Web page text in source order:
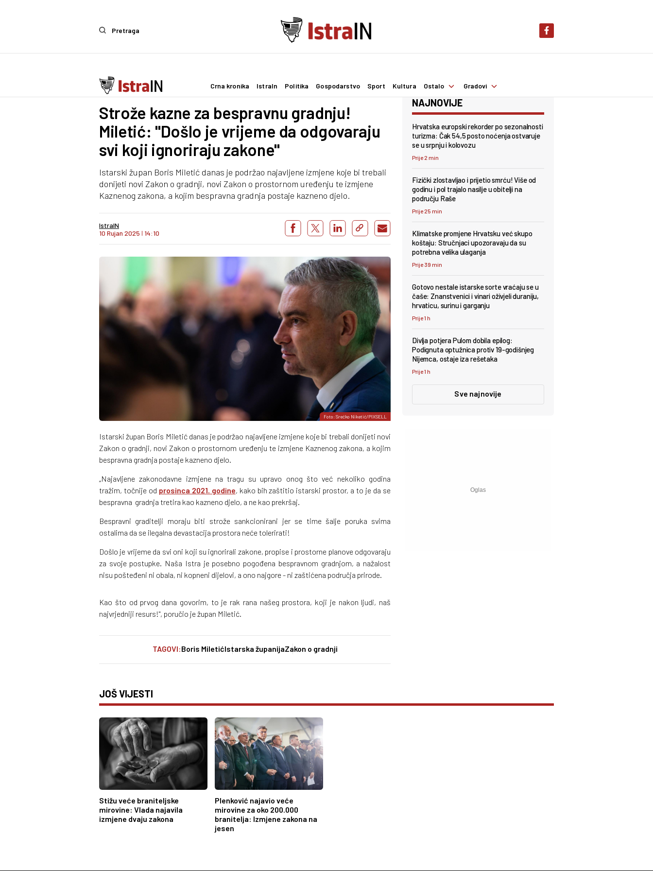
Pretraga
Crna kronika IstraIn Politika Gospodarstvo Sport Kultura Ostalo Gradovi
Politika
Strože kazne za bespravnu gradnju!
Miletić: "Došlo je vrijeme da odgovaraju
svi koji ignoriraju zakone"
Istarski župan Boris Miletić danas je podržao najavljene izmjene koje bi trebali
donijeti novi Zakon o gradnji, novi Zakon o prostornom uređenju te izmjene
Kaznenog zakona, a kojim bespravna gradnja postaje kazneno djelo.
IstraIN
10 Rujan 2025 I 14:10
Foto: Srećko Niketić/PIXSELL
Istarski župan Boris Miletić danas je podržao najavljene izmjene koje bi trebali donijeti novi
Zakon o gradnji, novi Zakon o prostornom uređenju te izmjene Kaznenog zakona, a kojim
bespravna gradnja postaje kazneno djelo.
„Najavljene zakonodavne izmjene na tragu su upravo onog što već nekoliko godina
tražim, točnije od prosinca 2021. godine, kako bih zaštitio istarski prostor, a to je da se
bespravna gradnja tretira kao kazneno djelo, a ne kao prekršaj.
Bespravni graditelji moraju biti strože sankcionirani jer se time šalje poruka svima
ostalima da se ilegalna devastacija prostora neće tolerirati!
Došlo je vrijeme da svi oni koji su ignorirali zakone, propise i prostorne planove odgovaraju
za svoje postupke. Naša Istra je posebno pogođena bespravnom gradnjom, a nažalost
nisu pošteđeni ni obala, ni kopneni dijelovi, a ono najgore - ni zaštićena područja prirode.
Kao što od prvog dana govorim, to je rak rana našeg prostora, koji je nakon ljudi, naš
najvrjedniji resurs!", poručio je župan Miletić.
TAGOVI:Boris MiletićIstarska županijaZakon o gradnji
NAJNOVIJE
Hrvatska europski rekorder po sezonalnosti
turizma: Čak 54,5 posto noćenja ostvaruje
se u srpnju i kolovozu
Prije 2 min
Fizički zlostavljao i prijetio smrću! Više od
godinu i pol trajalo nasilje u obitelji na
području Raše
Prije 25 min
Klimatske promjene Hrvatsku već skupo
koštaju: Stručnjaci upozoravaju da su
potrebna velika ulaganja
Prije 39 min
Gotovo nestale istarske sorte vraćaju se u
čaše: Znanstvenici i vinari oživjeli duraniju,
hrvaticu, surinu i garganju
Prije 1 h
Divlja potjera Pulom dobila epilog:
Podignuta optužnica protiv 19-godišnjeg
Nijemca, ostaje iza rešetaka
Prije 1 h
Sve najnovije
JOŠ VIJESTI
Stižu veće braniteljske
mirovine: Vlada najavila
izmjene dvaju zakona
Plenković najavio veće
mirovine za oko 200.000
branitelja: Izmjene zakona na
jesen